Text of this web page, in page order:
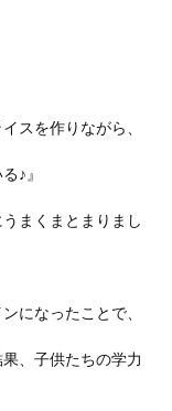
スを作りながら、
♪』
まくまとまりまし
になったことで、
、子供たちの学力